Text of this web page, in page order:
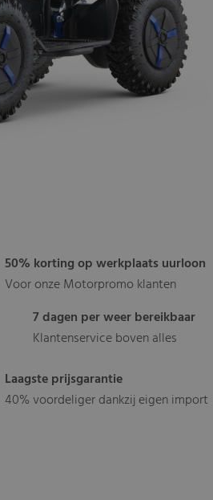
50% korting op werkplaats uurloon
Voor onze Motorpromo klanten
7 dagen per weer bereikbaar
Klantenservice boven alles
Laagste prijsgarantie
40% voordeliger dankzij eigen import